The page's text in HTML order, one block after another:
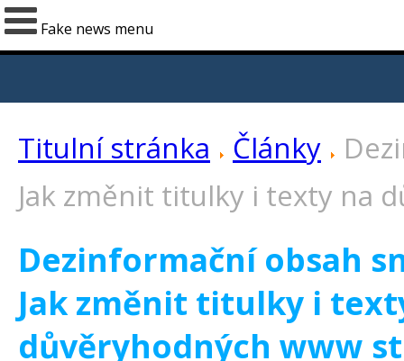
Fake news menu
Titulní stránka Články
Jak změnit titulky i texty na
Dezinformační obsah
Jak změnit titulky i
důvěryhodných www